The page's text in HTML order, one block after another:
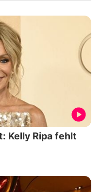
Kelly Ripa fehlt